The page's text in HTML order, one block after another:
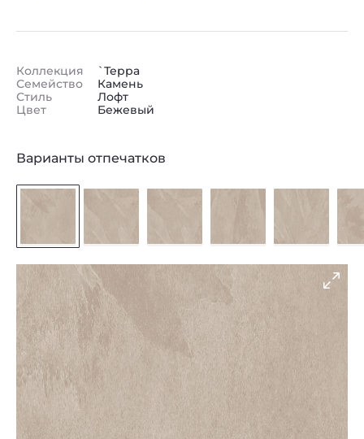
Коллекция
Семейство
Стиль
Цвет
`Терра
Камень
Лофт
Бежевый
Варианты отпечатков